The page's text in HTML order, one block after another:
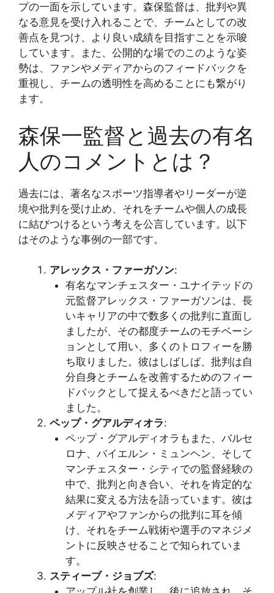
プの一面を示しています。森保監督は、批判や異
なる意見を受け入れることで、チームとしての改
善点を見つけ、より良い成績を目指すことを示唆
しています。また、公開的な場でのこのような姿
勢は、ファンやメディアからのフィードバックを
重視し、チームの透明性を高めることにも繋がり
ます。
森保一監督と過去の有名
人のコメントとは？
過去には、著名なスポーツ指導者やリーダーが逆
境や批判を受け止め、それをチームや個人の成長
に結びつけるという考えを公言しています。以下
はそのような事例の一部です。
アレックス・ファーガソン:
有名なマンチェスター・ユナイテッドの
元監督アレックス・ファーガソンは、長
いキャリアの中で数多くの批判に直面し
ましたが、その都度チームのモチベーシ
ョンとして用い、多くのトロフィーを勝
ち取りました。彼はしばしば、批判は自
分自身とチームを改善するためのフィー
ドバックとして捉えるべきだと語ってい
ました。
ペップ・グアルディオラ:
ペップ・グアルディオラもまた、バルセ
ロナ、バイエルン・ミュンヘン、そして
マンチェスター・シティでの監督経験の
中で、批判と向き合い、それを肯定的な
結果に変える方法を語っています。彼は
メディアやファンからの批判に耳を傾
け、それをチーム戦術や選手のマネジメ
ントに反映させることで知られていま
す。
スティーブ・ジョブズ: